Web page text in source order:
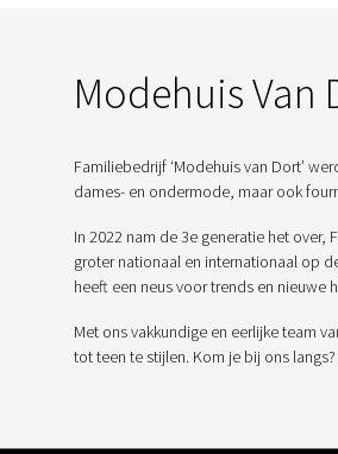
Modehuis Van
Familiebedrijf ‘Modehuis van Dort’
dames- en ondermode, maar ook
In 2022 nam de 3e generatie het over,
groter nationaal en internationaal op
heeft een neus voor trends en nieuwe
Met ons vakkundige en eerlijke team
tot teen te stijlen. Kom je bij ons